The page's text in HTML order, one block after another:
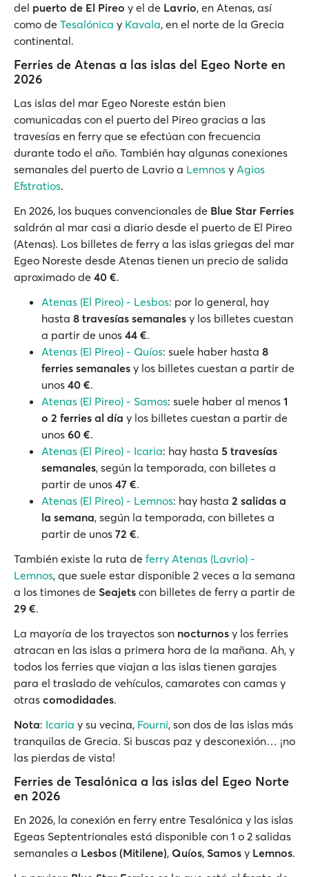
del puerto de El Pireo y el de Lavrio, en Atenas, así
como de Tesalónica y Kavala, en el norte de la Grecia
continental.
Ferries de Atenas a las islas del Egeo Norte en
2026
Las islas del mar Egeo Noreste están bien
comunicadas con el puerto del Pireo gracias a las
travesías en ferry que se efectúan con frecuencia
durante todo el año. También hay algunas conexiones
semanales del puerto de Lavrio a Lemnos y Agios
Efstratios.
En 2026, los buques convencionales de Blue Star Ferries
saldrán al mar casi a diario desde el puerto de El Pireo
(Atenas). Los billetes de ferry a las islas griegas del mar
Egeo Noreste desde Atenas tienen un precio de salida
aproximado de 40 €.
Atenas (El Pireo) - Lesbos: por lo general, hay
hasta 8 travesías semanales y los billetes cuestan
a partir de unos 44 €.
Atenas (El Pireo) - Quíos: suele haber hasta 8
ferries semanales y los billetes cuestan a partir de
unos 40 €.
Atenas (El Pireo) - Samos: suele haber al menos 1
o 2 ferries al día y los billetes cuestan a partir de
unos 60 €.
Atenas (El Pireo) - Icaria: hay hasta 5 travesías
semanales, según la temporada, con billetes a
partir de unos 47 €.
Atenas (El Pireo) - Lemnos: hay hasta 2 salidas a
la semana, según la temporada, con billetes a
partir de unos 72 €.
También existe la ruta de ferry Atenas (Lavrio) -
Lemnos, que suele estar disponible 2 veces a la semana
a los timones de Seajets con billetes de ferry a partir de
29 €.
La mayoría de los trayectos son nocturnos y los ferries
atracan en las islas a primera hora de la mañana. Ah, y
todos los ferries que viajan a las islas tienen garajes
para el traslado de vehículos, camarotes con camas y
otras comodidades.
Nota: Icaria y su vecina, Fourni, son dos de las islas más
tranquilas de Grecia. Si buscas paz y desconexión… ¡no
las pierdas de vista!
Ferries de Tesalónica a las islas del Egeo Norte
en 2026
En 2026, la conexión en ferry entre Tesalónica y las islas
Egeas Septentrionales está disponible con 1 o 2 salidas
semanales a Lesbos (Mitilene), Quíos, Samos y Lemnos.